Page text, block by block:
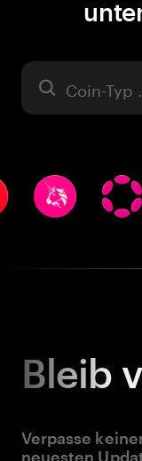
Asset
Bleib
Verpasse
neuesten